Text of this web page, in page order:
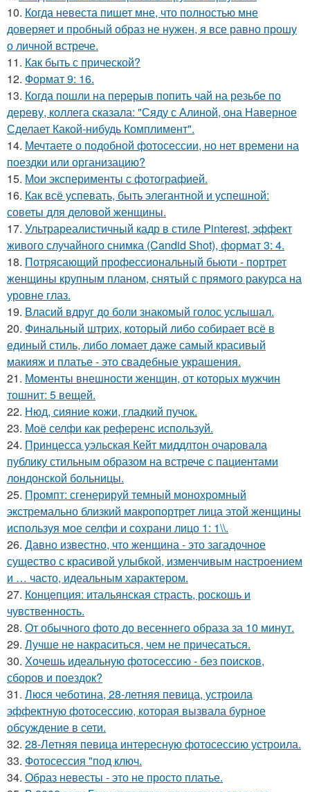
10. Когда невеста пишет мне, что полностью мне
доверяет и пробный образ не нужен, я все равно прошу
о личной встрече.
11. Как быть с прической?
12. Формат 9: 16.
13. Когда пошли на перерыв попить чай на резьбе по
дереву, коллега сказала: "Сяду с Алиной, она Наверное
Сделает Какой-нибудь Комплимент".
14. Мечтаете о подобной фотосессии, но нет времени на
поездки или организацию?
15. Мои эксперименты с фотографией.
16. Как всё успевать, быть элегантной и успешной:
советы для деловой женщины.
17. Ультрареалистичный кадр в стиле Pinterest, эффект
живого случайного снимка (Candid Shot), формат 3: 4.
18. Потрясающий профессиональный бьюти - портрет
женщины крупным планом, снятый с прямого ракурса на
уровне глаз.
19. Власий вдруг до боли знакомый голос услышал.
20. Финальный штрих, который либо собирает всё в
единый стиль, либо ломает даже самый красивый
макияж и платье - это свадебные украшения.
21. Моменты внешности женщин, от которых мужчин
тошнит: 5 вещей.
22. Нюд, сияние кожи, гладкий пучок.
23. Моё селфи как референс используй.
24. Принцесса уэльская Кейт миддлтон очаровала
публику стильным образом на встрече с пациентами
лондонской больницы.
25. Промпт: сгенерируй темный монохромный
экстремально близкий макропортрет лица этой женщины
используя мое селфи и сохрани лицо 1: 1\\.
26. Давно известно, что женщина - это загадочное
существо с красивой улыбкой, изменчивым настроением
и … часто, идеальным характером.
27. Концепция: итальянская страсть, роскошь и
чувственность.
28. От обычного фото до весеннего образа за 10 минут.
29. Лучше не накраситься, чем не причесаться.
30. Хочешь идеальную фотосессию - без поисков,
сборов и поездок?
31. Люся чеботина, 28-летняя певица, устроила
эффектную фотосессию, которая вызвала бурное
обсуждение в сети.
32. 28-Летняя певица интересную фотосессию устроила.
33. Фотосессия "под ключ.
34. Образ невесты - это не просто платье.